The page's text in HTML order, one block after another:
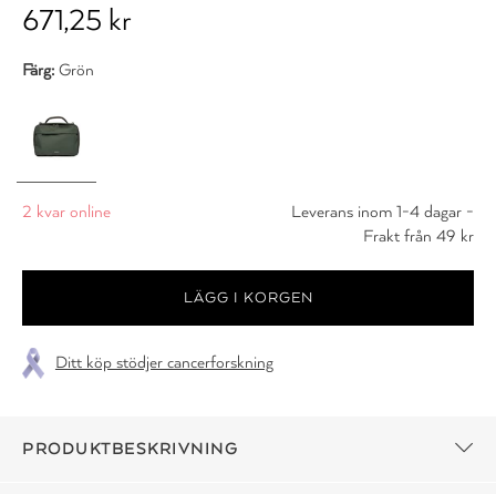
671,25 kr
Färg: Grön
2 kvar online
Leverans inom 1-4 dagar -
Frakt från 49 kr
Ditt köp stödjer cancerforskning
PRODUKTBESKRIVNING